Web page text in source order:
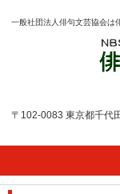
一般社団法人俳句文芸協会は
〒102-0083 東京都千代